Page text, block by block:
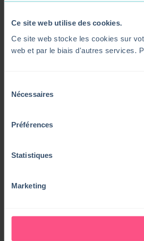
Ce site web utilise des cookies.
Ce site web stocke les cookies sur
web et par le biais d'autres services.
Nécessaires
Préférences
Statistiques
Marketing